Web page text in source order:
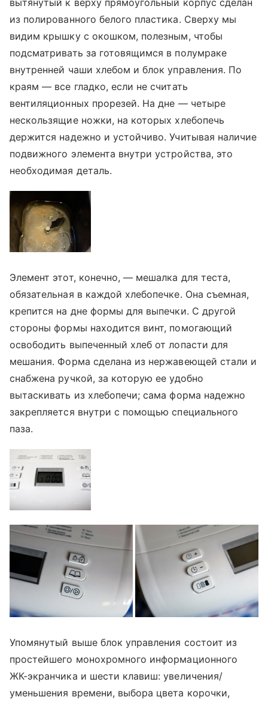
из полированного белого пластика. Сверху мы
видим крышку с окошком, полезным, чтобы
подсматривать за готовящимся в полумраке
внутренней чаши хлебом и блок управления. По
краям — все гладко, если не считать
вентиляционных прорезей. На дне — четыре
нескользящие ножки, на которых хлебопечь
держится надежно и устойчиво. Учитывая наличие
подвижного элемента внутри устройства, это
необходимая деталь.
Элемент этот, конечно, — мешалка для теста,
обязательная в каждой хлебопечке. Она съемная,
крепится на дне формы для выпечки. С другой
стороны формы находится винт, помогающий
освободить выпеченный хлеб от лопасти для
мешания. Форма сделана из нержавеющей стали и
снабжена ручкой, за которую ее удобно
вытаскивать из хлебопечи; сама форма надежно
закрепляется внутри с помощью специального
паза.
Упомянутый выше блок управления состоит из
простейшего монохромного информационного
ЖК-экранчика и шести клавиш: увеличения/
уменьшения времени, выбора цвета корочки,